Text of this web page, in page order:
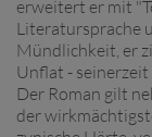
erweitert er mit
Literatursprache
Mündlichkeit, er
Unflat - seinerzeit
Der Roman gilt
der